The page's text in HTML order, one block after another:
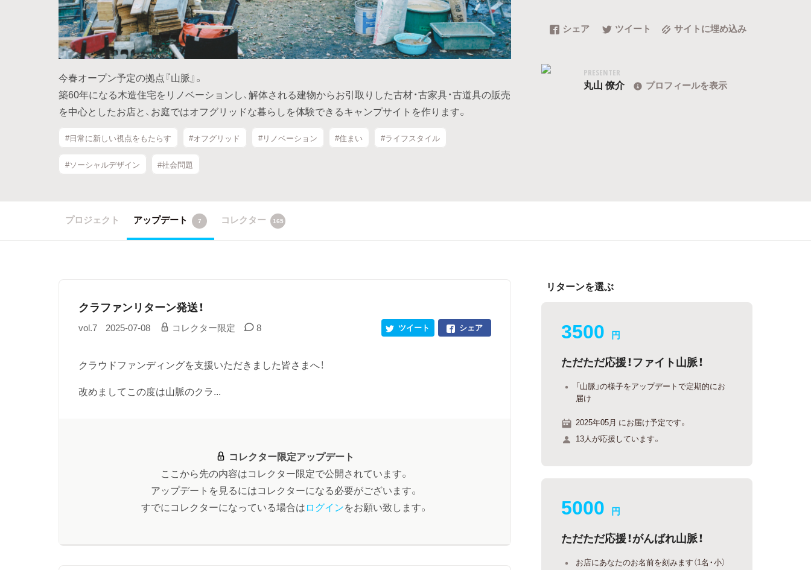
今春オープン予定の拠点『山脈』。
築60年になる木造住宅をリノベーションし、解体される建物からお引取りした古材・古家具・古道具の販売
を中心としたお店と、お庭ではオフグリッドな暮らしを体験できるキャンプサイトを作ります。
#日常に新しい視点をもたらす #オフグリッド #リノベーション #住まい #ライフスタイル
#ソーシャルデザイン #社会問題
シェア ツイート サイトに埋め込み
PRESENTER
丸山 僚介 プロフィールを表示
プロジェクト アップデート 7 コレクター 165
クラファンリターン発送！
vol.7 2025-07-08 コレクター限定 8 シェア
ツイート
クラウドファンディングを支援いただきました皆さまへ！
改めましてこの度は山脈のクラ...
コレクター限定アップデート
ここから先の内容はコレクター限定で公開されています。
アップデートを見るにはコレクターになる必要がございます。
すでにコレクターになっている場合はログインをお願い致します。
リターンを選ぶ
3500 円
ただただ応援！ファイト山脈！
「山脈」の様子をアップデートで定期的にお
届け
2025年05月 にお届け予定です。
13人が応援しています。
5000 円
ただただ応援！がんばれ山脈！
お店にあなたのお名前を刻みます（1名・小）